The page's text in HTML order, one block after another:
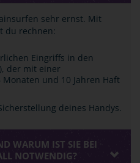
sehr ernst. Mit
du rechnen:
Eingriffs in den
der mit einer
und 10 Jahren Haft
deines Handys.
WARUM IST SIE BEI
NOTWENDIG?